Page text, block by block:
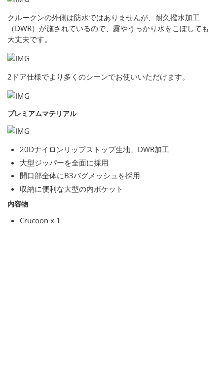
クルークンの外側は防水ではありませんが、耐久撥水加工
（DWR）が施されているので、露やうっかり水をこぼしても
大丈夫です。
2ドア仕様でより多くのシーンでお使いいただけます。
プレミアムマテリアル
20Dナイロンリップストップ生地、DWR加工
大型ジッパーを全面に採用
開口部全体にB3バグメッシュを採用
収納に便利な大型の内ポケット
内容物
Crucoon x 1